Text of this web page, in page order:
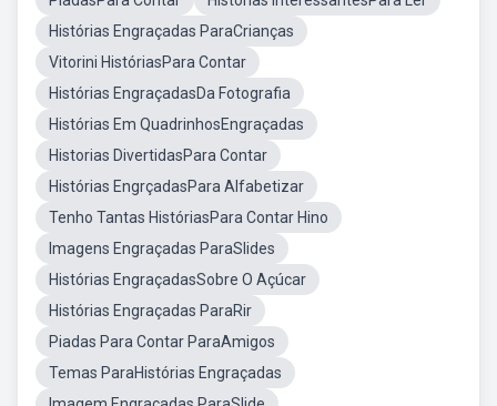
Histórias Engraçadas ParaCrianças
Vitorini HistóriasPara Contar
Histórias EngraçadasDa Fotografia
Histórias Em QuadrinhosEngraçadas
Historias DivertidasPara Contar
Histórias EngrçadasPara Alfabetizar
Tenho Tantas HistóriasPara Contar Hino
Imagens Engraçadas ParaSlides
Histórias EngraçadasSobre O Açúcar
Histórias Engraçadas ParaRir
Piadas Para Contar ParaAmigos
Temas ParaHistórias Engraçadas